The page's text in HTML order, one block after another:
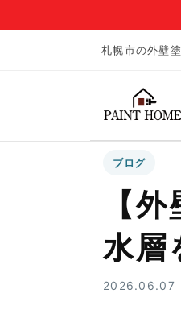
札幌市の外壁
ブログ
【
水層
2026.06.07